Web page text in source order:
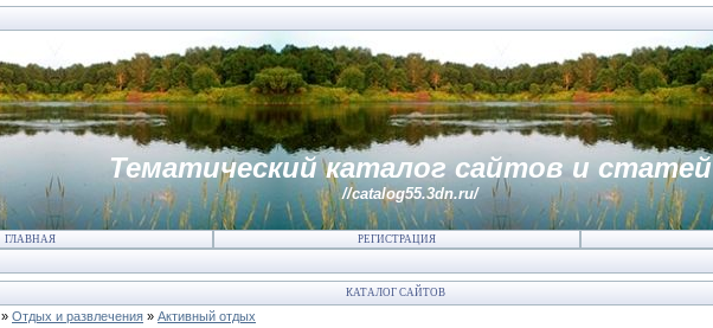
Тематический каталог сайтов и статей
//catalog55.3dn.ru/
ГЛАВНАЯ РЕГИСТРАЦИЯ
КАТАЛОГ САЙТОВ
» Отдых и развлечения » Активный отдых